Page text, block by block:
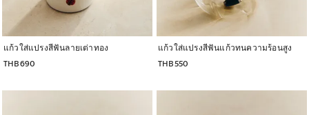
แก้วใส่แปรงสีฟันลายเต่าทอง
THB690
แก้วใส่แปรงสีฟันแก้วทนความร้อนสูง
THB550
ภาพเปลี่ยนเป็น 1 จาก 6 ภาพเปลี่ยนเป็น 1 จาก 5